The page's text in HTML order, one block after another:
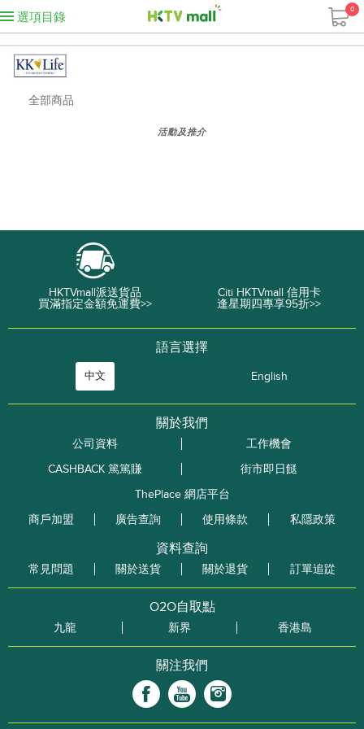
選項目錄
0
全部商品
活動及推介
HKTVmall派送貨品
買滿指定金額免運費>>
Citi HKTVmall 信用卡
逢星期四專享95折>>
語言選擇
中文 English
關於我們
公司資料
工作機會
CASHBACK 篤篤賺
街市即日餸
ThePlace 網店平台
商戶加盟
廣告查詢 使用條款 私隱政策
資料查詢
常見問題 關於送貨 關於退貨 訂單追踨
O2O自取點
九龍 新界 香港島
關注我們